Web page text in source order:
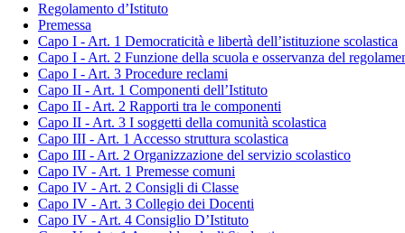
Regolamento d’Istituto
Premessa
Capo I - Art. 1 Democraticità e libertà dell’istituzione scolastica
Capo I - Art. 2 Funzione della scuola e osservanza del
Capo I - Art. 3 Procedure reclami
Capo II - Art. 1 Componenti dell’Istituto
Capo II - Art. 2 Rapporti tra le componenti
Capo II - Art. 3 I soggetti della comunità scolastica
Capo III - Art. 1 Accesso struttura scolastica
Capo III - Art. 2 Organizzazione del servizio scolastico
Capo IV - Art. 1 Premesse comuni
Capo IV - Art. 2 Consigli di Classe
Capo IV - Art. 3 Collegio dei Docenti
Capo IV - Art. 4 Consiglio D’Istituto